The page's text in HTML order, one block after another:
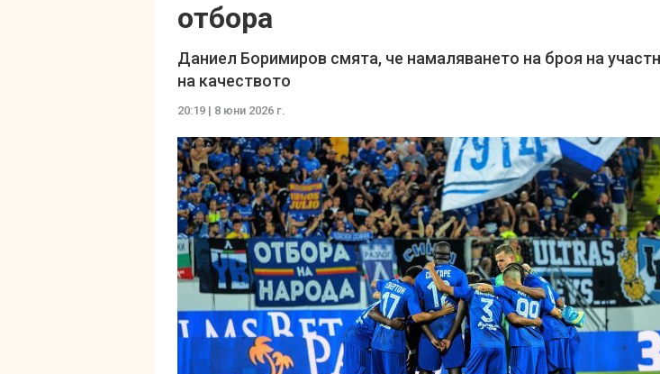
отбора
Даниел Боримиров смята, че намаляването на броя на
на качеството
20:19 | 8 юни 2026 г.